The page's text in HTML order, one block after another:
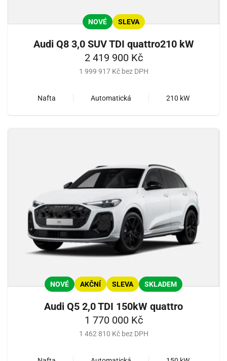
NOVÉ SLEVA
Audi Q8 3,0 SUV TDI quattro210 kW
2 419 900 Kč
1 999 917 Kč bez DPH
Nafta Automatická 210 kW
NOVÉ AKČNÍ SLEVA SKLADEM
Audi Q5 2,0 TDI 150kW quattro
1 770 000 Kč
1 462 810 Kč bez DPH